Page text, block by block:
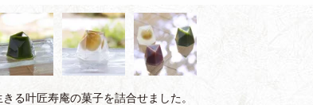
る叶匠寿庵の菓子を詰合せました。